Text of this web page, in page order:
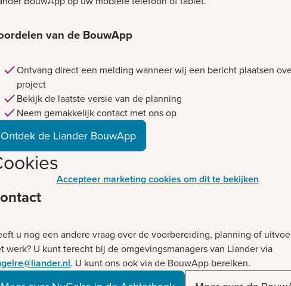
van de BouwApp
Ontvang direct een melding wanneer wij een bericht plaatsen
project
Bekijk de laatste versie van de planning
Neem gemakkelijk contact met ons op
Ontdek de Liander BouwApp
Accepteer marketing cookies om dit te bekijken
u nog een andere vraag over de voorbereiding, planning of
werk? U kunt terecht bij de omgevingsmanagers van Liander via
. U kunt ons ook via de BouwApp bereiken.